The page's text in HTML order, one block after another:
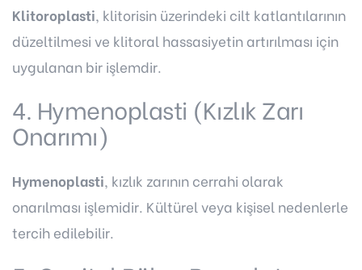
Klitoroplasti, klitorisin üzerindeki cilt katlantılarının
düzeltilmesi ve klitoral hassasiyetin artırılması için
uygulanan bir işlemdir.
4. Hymenoplasti (Kızlık Zarı
Onarımı)
Hymenoplasti, kızlık zarının cerrahi olarak
onarılması işlemidir. Kültürel veya kişisel nedenlerle
tercih edilebilir.